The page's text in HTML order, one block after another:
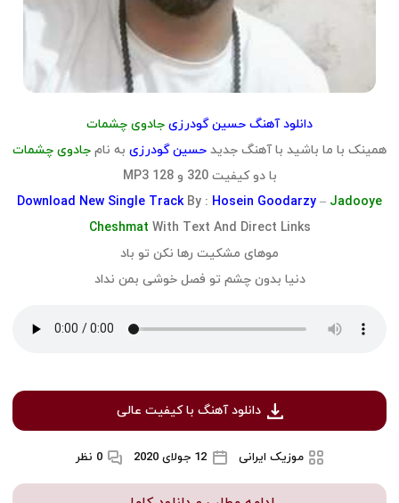
دانلود آهنگ حسین گودرزی جادوی چشمات
همینک با ما باشید با آهنگ جدید حسین گودرزی به نام جادوی چشمات
با دو کیفیت 320 و 128 MP3
Download New Single Track By : Hosein Goodarzy – Jadooye
Cheshmat With Text And Direct Links
موهای مشکیت رها نکن تو باد
دنیا بدون چشم تو فصل خوشی بمن نداد
دانلود آهنگ با کیفیت عالی
موزیک ایرانی 12 جولای 2020 0 نظر